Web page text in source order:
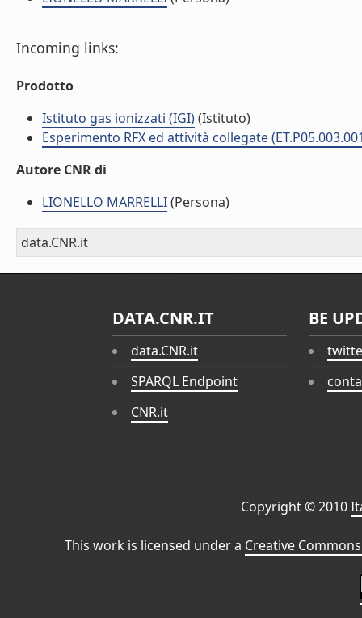
Incoming links:
Prodotto
Istituto gas ionizzati (IGI)(Istituto)
Esperimento RFX ed attività collegate
Autore CNR di
LIONELLO MARRELLI(Persona)
data.CNR.it
DATA.CNR.IT
data.CNR.it
SPARQL Endpoint
CNR.it
BE
Copyright © 2010
This work is licensed under a Creative